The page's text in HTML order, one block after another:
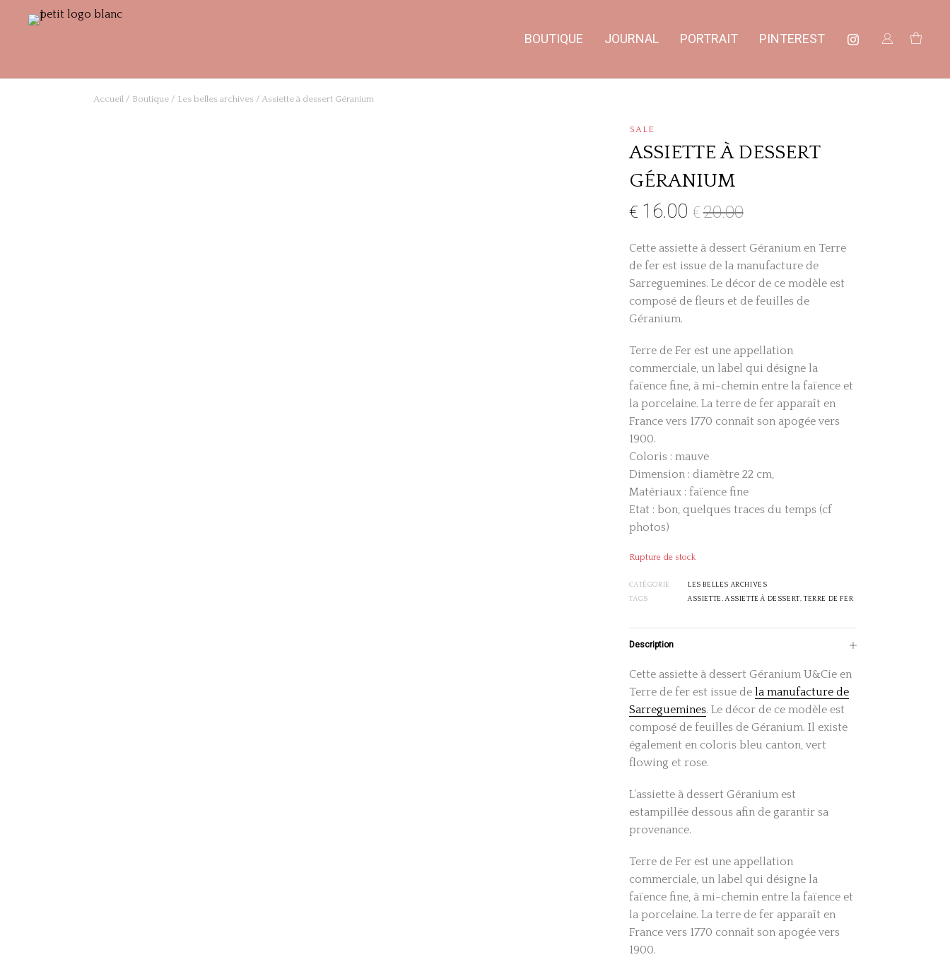
BOUTIQUE JOURNAL PORTRAIT PINTEREST
Accueil / Boutique / Les belles archives / Assiette à dessert Géranium
SALE
ASSIETTE À DESSERT
GÉRANIUM
€20.00
€ 16.00
Cette assiette à dessert Géranium en Terre
de fer est issue de la manufacture de
Sarreguemines. Le décor de ce modèle est
composé de fleurs et de feuilles de
Géranium.
Terre de Fer est une appellation
commerciale, un label qui désigne la
faïence fine, à mi-chemin entre la faïence et
la porcelaine. La terre de fer apparaît en
France vers 1770 connaît son apogée vers
1900.
Coloris : mauve
Dimension : diamètre 22 cm,
Matériaux : faïence fine
Etat : bon, quelques traces du temps (cf
photos)
Rupture de stock
CATÉGORIE
LES BELLES ARCHIVES
TAGS
ASSIETTE,ASSIETTE À DESSERT,TERRE DE FER
Description
Cette assiette à dessert Géranium U&Cie en
Terre de fer est issue dela manufacture de
Sarreguemines. Le décor de ce modèle est
composé de feuilles de Géranium. Il existe
également en coloris bleu canton, vert
flowing et rose.
L’assiette à dessert Géranium est
estampillée dessous afin de garantir sa
provenance.
Terre de Fer est une appellation
commerciale, un label qui désigne la
faïence fine, à mi-chemin entre la faïence et
la porcelaine. La terre de fer apparaît en
France vers 1770 connaît son apogée vers
1900.